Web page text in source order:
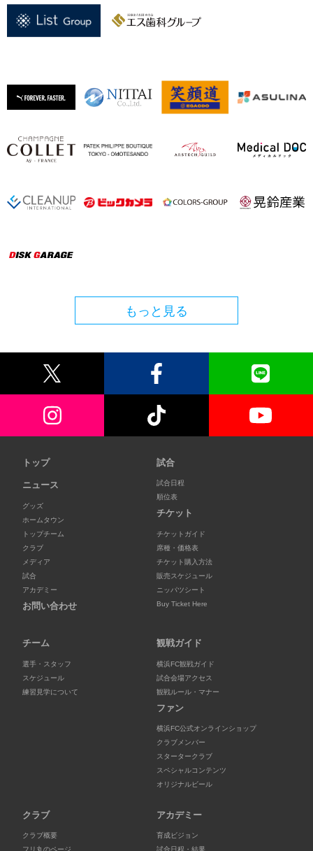
もっと見る
トップ
ニュース
グッズ
ホームタウン
トップチーム
クラブ
メディア
試合
アカデミー
お問い合わせ
試合
試合日程
順位表
チケット
チケットガイド
席種・価格表
チケット購入方法
販売スケジュール
ニッパツシート
Buy Ticket Here
チーム
選手・スタッフ
スケジュール
練習見学について
観戦ガイド
横浜FC観戦ガイド
試合会場アクセス
観戦ルール・マナー
ファン
横浜FC公式オンラインショップ
クラブメンバー
スタータークラブ
スペシャルコンテンツ
オリジナルビール
クラブ
クラブ概要
フリ丸のページ
アカデミー
育成ビジョン
試合日程・結果